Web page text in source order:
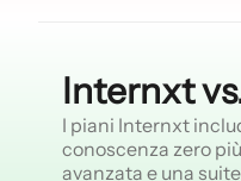
Internxt
I piani Internxt
conoscenza zero
avanzata e una